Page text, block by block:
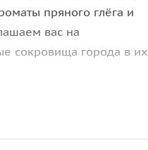
пряного глёга и
вас на
сокровища города в их